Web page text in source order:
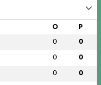
O P
0 0
0 0
0 0